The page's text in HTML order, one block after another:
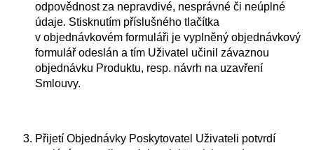
odpovědnost za nepravdivé, nesprávné či neúplné
údaje. Stisknutím příslušného tlačítka
v objednávkovém formuláři je vyplněný objednávkový
formulář odeslán a tím Uživatel učinil závaznou
objednávku Produktu, resp. návrh na uzavření
Smlouvy.
Přijetí Objednávky Poskytovatel Uživateli potvrdí